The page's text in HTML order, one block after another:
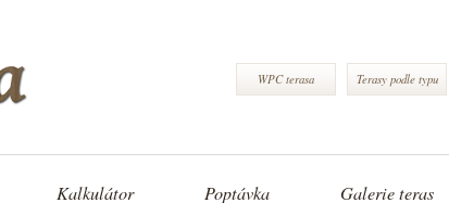
WPC terasa Terasy podle typu
Kalkulátor Poptávka Galerie teras